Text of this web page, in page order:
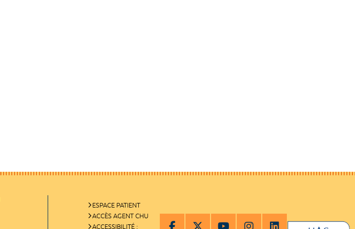
ESPACE PATIENT
ACCÈS AGENT CHU
ACCESSIBILITÉ :